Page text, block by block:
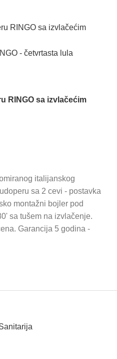
RINGO sa izvlačećim
italijanskog
sa 2 cevi - postavka
montažni bojler pod
sa tušem na izvlačenje.
Garancija 5 godina -